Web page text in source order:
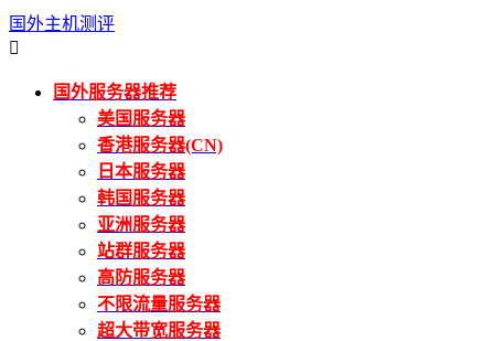
国外主机测评

国外服务器推荐
美国服务器
香港服务器(CN)
日本服务器
韩国服务器
亚洲服务器
站群服务器
高防服务器
不限流量服务器
超大带宽服务器